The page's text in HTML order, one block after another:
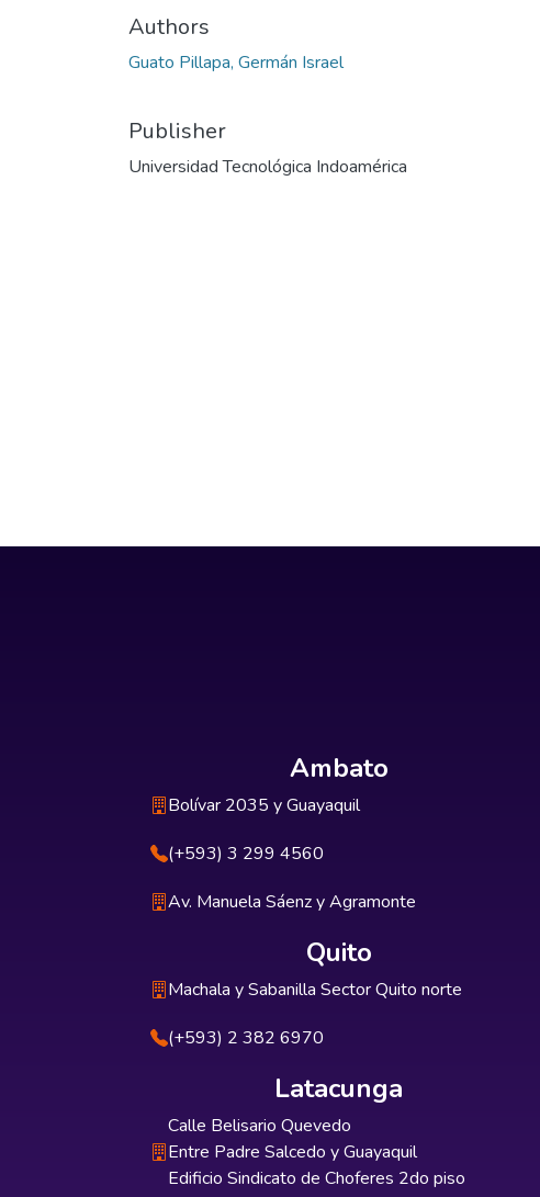
Authors
Guato Pillapa, Germán Israel
Publisher
Universidad Tecnológica Indoamérica
Ambato
Bolívar 2035 y Guayaquil
(+593) 3 299 4560
Av. Manuela Sáenz y Agramonte
Quito
Machala y Sabanilla Sector Quito norte
(+593) 2 382 6970
Latacunga
Calle Belisario Quevedo
Entre Padre Salcedo y Guayaquil
Edificio Sindicato de Choferes 2do piso